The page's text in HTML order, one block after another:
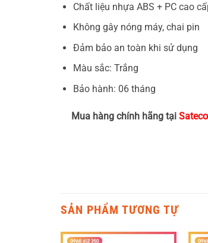
Chất liệu nhựa ABS + PC cao
Không gây nóng máy, chai pin
Đảm bảo an toàn khi sử dụng
Màu sắc: Trắng
Bảo hành: 06 tháng
Mua hàng chính hãng tại Sateco
SẢN PHẨM TƯƠNG TỰ